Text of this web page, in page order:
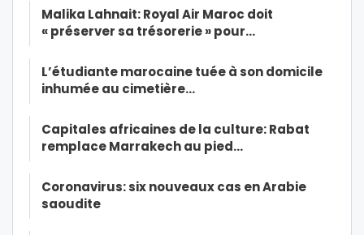
Malika Lahnait: Royal Air Maroc doit
« préserver sa trésorerie » pour…
L’étudiante marocaine tuée à son domicile
inhumée au cimetière…
Capitales africaines de la culture: Rabat
remplace Marrakech au pied…
Coronavirus: six nouveaux cas en Arabie
saoudite